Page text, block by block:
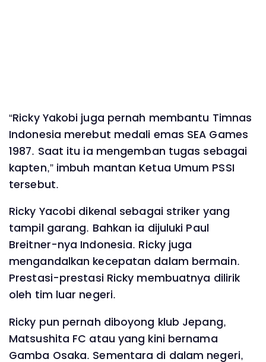
“Ricky Yakobi juga pernah membantu Timnas
Indonesia merebut medali emas SEA Games
1987. Saat itu ia mengemban tugas sebagai
kapten,” imbuh mantan Ketua Umum PSSI
tersebut.
Ricky Yacobi dikenal sebagai striker yang
tampil garang. Bahkan ia dijuluki Paul
Breitner-nya Indonesia. Ricky juga
mengandalkan kecepatan dalam bermain.
Prestasi-prestasi Ricky membuatnya dilirik
oleh tim luar negeri.
Ricky pun pernah diboyong klub Jepang,
Matsushita FC atau yang kini bernama
Gamba Osaka. Sementara di dalam negeri,